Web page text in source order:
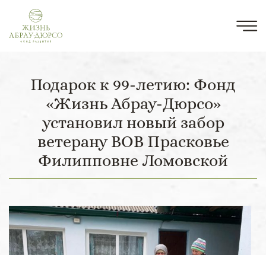
Подарок к 99-летию: Фонд
«Жизнь Абрау-Дюрсо»
установил новый забор
ветерану ВОВ Прасковье
Филипповне Ломовской